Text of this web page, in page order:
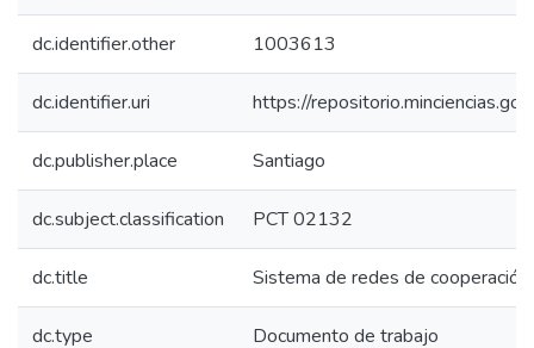
dc.identifier.other 1003613
dc.identifier.uri https://
dc.publisher.place Santiago
dc.subject.classification PCT 02132
dc.title Sistema de redes de cooperación
dc.type Documento de trabajo